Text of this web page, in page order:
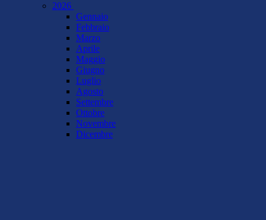
2026
Gennaio
Febbraio
Marzo
Aprile
Maggio
Giugno
Luglio
Agosto
Settembre
Ottobre
Novembre
Dicembre